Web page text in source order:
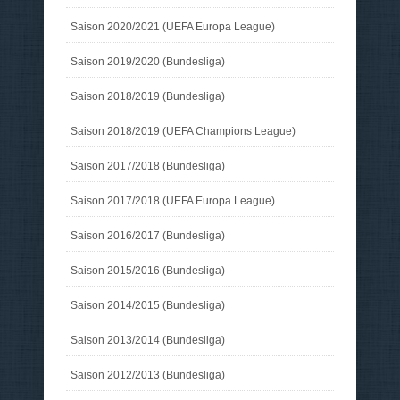
Saison 2020/2021 (UEFA Europa League)
Saison 2019/2020 (Bundesliga)
Saison 2018/2019 (Bundesliga)
Saison 2018/2019 (UEFA Champions League)
Saison 2017/2018 (Bundesliga)
Saison 2017/2018 (UEFA Europa League)
Saison 2016/2017 (Bundesliga)
Saison 2015/2016 (Bundesliga)
Saison 2014/2015 (Bundesliga)
Saison 2013/2014 (Bundesliga)
Saison 2012/2013 (Bundesliga)